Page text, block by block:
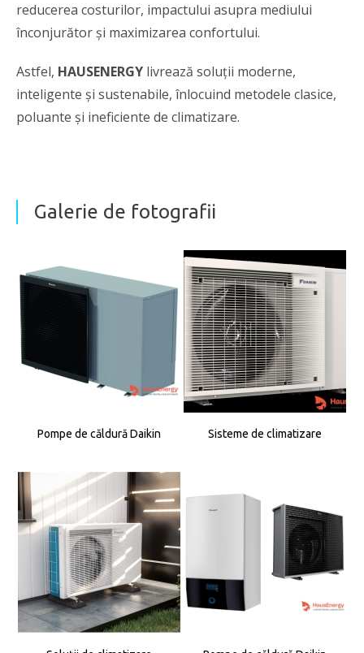
reducerea costurilor, impactului asupra mediului
înconjurător și maximizarea confortului.
Astfel, HAUSENERGY livrează soluții moderne,
inteligente și sustenabile, înlocuind metodele clasice,
poluante și ineficiente de climatizare.
Galerie de fotografii
Pompe de căldură Daikin Sisteme de climatizare